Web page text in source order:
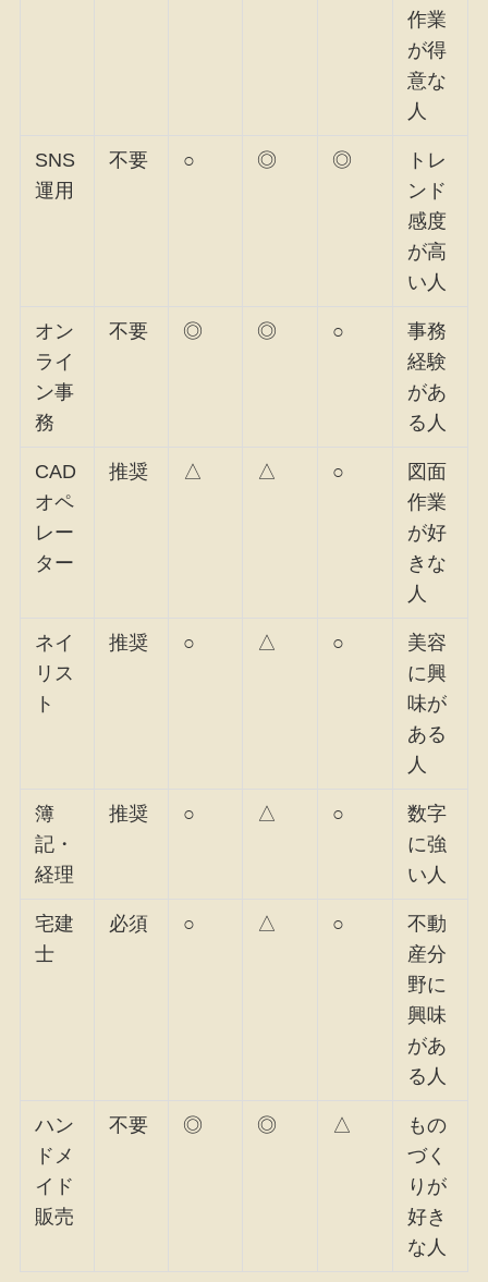
作業
が得
意な
人
SNS
運用
不要 ○ ◎ ◎
トレ
ンド
感度
が高
い人
オン
ライ
ン事
務
不要 ◎ ◎ ○
事務
経験
があ
る人
CAD
オペ
レー
ター
推奨 △ △ ○
図面
作業
が好
きな
人
ネイ
リス
ト
推奨 ○ △ ○
美容
に興
味が
ある
人
簿
記・
経理
推奨 ○ △ ○
数字
に強
い人
宅建
士
必須 ○ △ ○
不動
産分
野に
興味
があ
る人
ハン
ドメ
イド
販売
不要 ◎ ◎ △
もの
づく
りが
好き
な人